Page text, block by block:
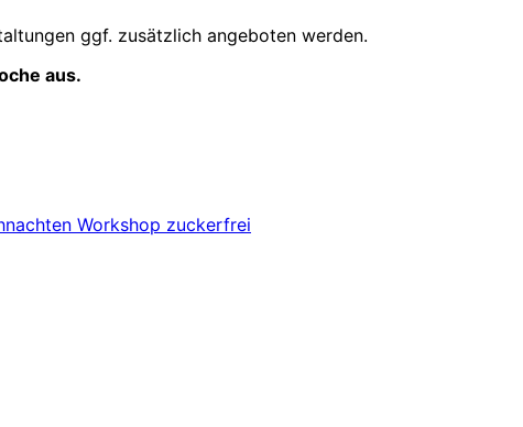
ggf. zusätzlich angeboten werden.
aus.
Workshop zuckerfrei